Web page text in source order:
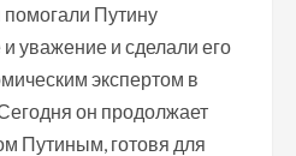
Путину
уважение и сделали его
экспертом в
он продолжает
Путиным, готовя для